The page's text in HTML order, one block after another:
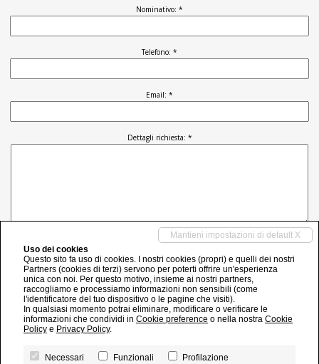
Nominativo: *
Telefono: *
Email: *
Dettagli richiesta: *
Autorizzo il trattamento dei miei dati personali in base Regolamento UE n. 679/2016 -
Privacy Policy
INVIA
Bielle Servizi Immobiliari di Bertolone Loris
R.E.A n.468282 C.C.I.A.A. di Genova
Registro Imprese n. 63756/800 – 2013 C.C.I.A.A. di Genova
Mantieni impostazioni di default X
Uso dei cookies
Questo sito fa uso di cookies. I nostri cookies (propri) e quelli dei nostri
Partners (cookies di terzi) servono per poterti offrire un'esperienza
unica con noi. Per questo motivo, insieme ai nostri partners,
raccogliamo e processiamo informazioni non sensibili (come
l'identificatore del tuo dispositivo o le pagine che visiti).
In qualsiasi momento potrai eliminare, modificare o verificare le
informazioni che condividi in Cookie preference o nella nostra Cookie
Policy e Privacy Policy.
Necessari Funzionali Profilazione